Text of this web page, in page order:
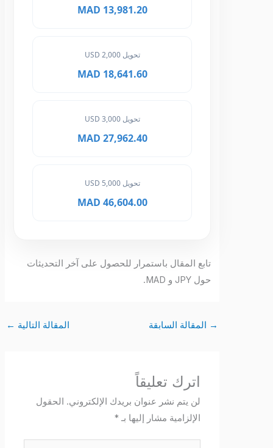
13,981.20 MAD
تحويل 2,000 USD
18,641.60 MAD
تحويل 3,000 USD
27,962.40 MAD
تحويل 5,000 USD
46,604.00 MAD
تابع المقال باستمرار للحصول على آخر التحديثات
المقالة السابقة المقالة التالية←
اترك تعليقاً
لن يتم نشر عنوان بريدك الإلكتروني. الحقول
الإلزامية مشار إليها بـ*